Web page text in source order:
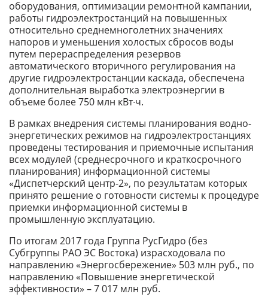
оборудования, оптимизации ремонтной кампании,
работы гидроэлектростанций на повышенных
относительно среднемноголетних значениях
напоров и уменьшения холостых сбросов воды
путем перераспределения резервов
автоматического вторичного регулирования на
другие гидроэлектростанции каскада, обеспечена
дополнительная выработка электроэнергии в
объеме более 750 млн кВт∙ч.
В рамках внедрения системы планирования водно-
энергетических режимов на гидроэлектростанциях
проведены тестирования и приемочные испытания
всех модулей (среднесрочного и краткосрочного
планирования) информационной системы
«Диспетчерский центр-2», по результатам которых
принято решение о готовности системы к процедуре
приемки информационной системы в
промышленную эксплуатацию.
По итогам 2017 года Группа РусГидро (без
Субгруппы РАО ЭС Востока) израсходовала по
направлению «Энергосбережение» 503 млн руб., по
направлению «Повышение энергетической
эффективности» – 7 017 млн руб.